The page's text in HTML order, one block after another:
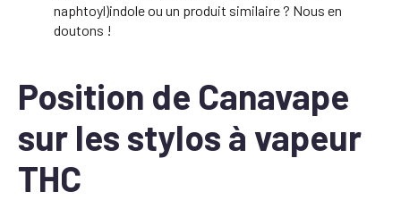
naphtoyl)indole ou un produit similaire ? Nous en
doutons !
Position de Canavape
sur les stylos à vapeur
THC